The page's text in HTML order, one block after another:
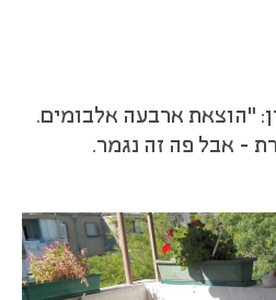
"הוצאת ארבעה אלבומים.
- אבל פה זה נגמר.